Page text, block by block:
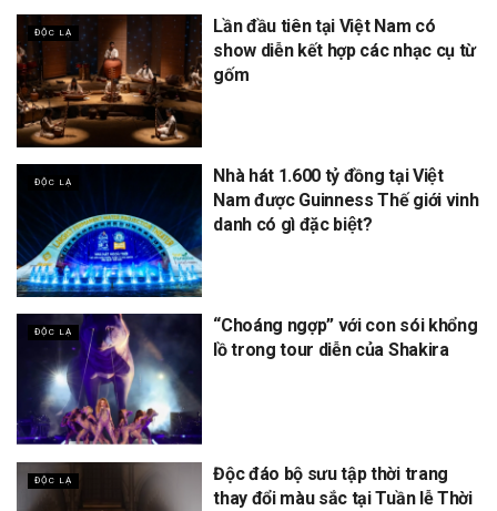
ĐỘC LẠ
Lần đầu tiên tại Việt Nam có
show diễn kết hợp các nhạc cụ từ
gốm
ĐỘC LẠ
Nhà hát 1.600 tỷ đồng tại Việt
Nam được Guinness Thế giới vinh
danh có gì đặc biệt?
ĐỘC LẠ
“Choáng ngợp” với con sói khổng
lồ trong tour diễn của Shakira
ĐỘC LẠ
Độc đáo bộ sưu tập thời trang
thay đổi màu sắc tại Tuần lễ Thời